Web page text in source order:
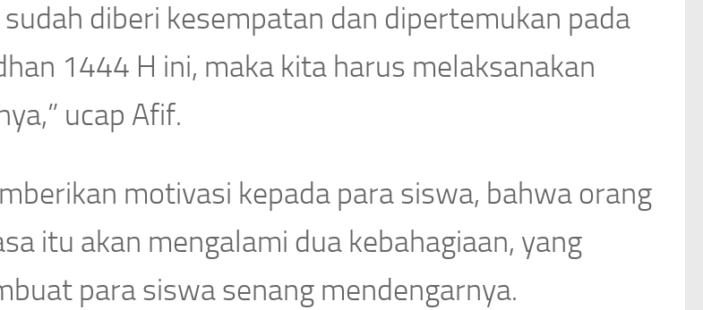
sudah diberi kesempatan dan dipertemukan pada
1444 H ini, maka kita harus melaksanakan
ucap Afif.
motivasi kepada para siswa, bahwa orang
itu akan mengalami dua kebahagiaan, yang
para siswa senang mendengarnya.